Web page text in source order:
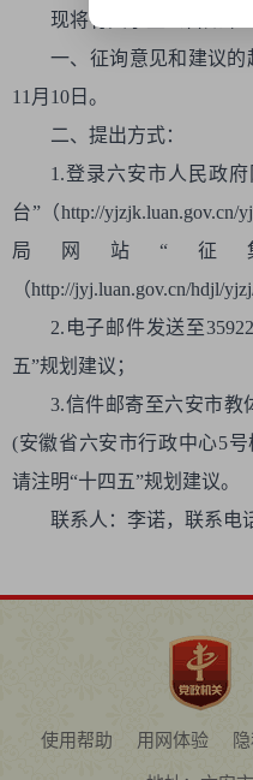
现将有关事宜公告如下：
一、征询意见和建议的
11月10日。
二、提出方式：
1.登录六安市人民政
台”（http://
局网站“征
（http://jyj.luan.gov.cn/hdjl/
2.电子邮件发送至
五”规划建议；
3.信件邮寄至六安市教
(安徽省六安市行政中心5号
请注明“十四五”规划建议。
联系人：李诺，联系电
使用帮助 用网体验